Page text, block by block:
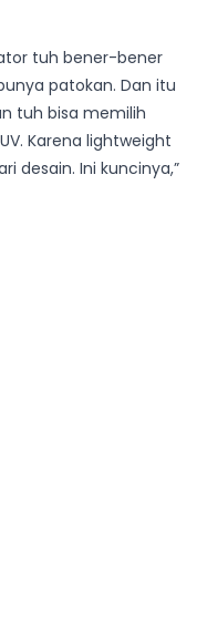
tuh bener-bener
patokan. Dan itu
tuh bisa memilih
Karena lightweight
desain. Ini kuncinya,”